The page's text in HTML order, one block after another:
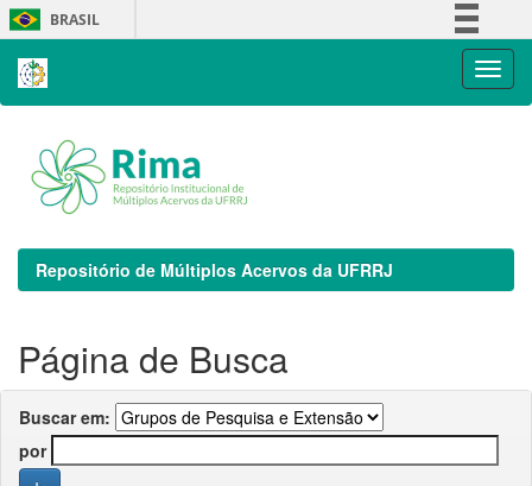
Skip
navigation
BRASIL
Repositório de Múltiplos Acervos da UFRRJ
Página de Busca
Buscar em:
por